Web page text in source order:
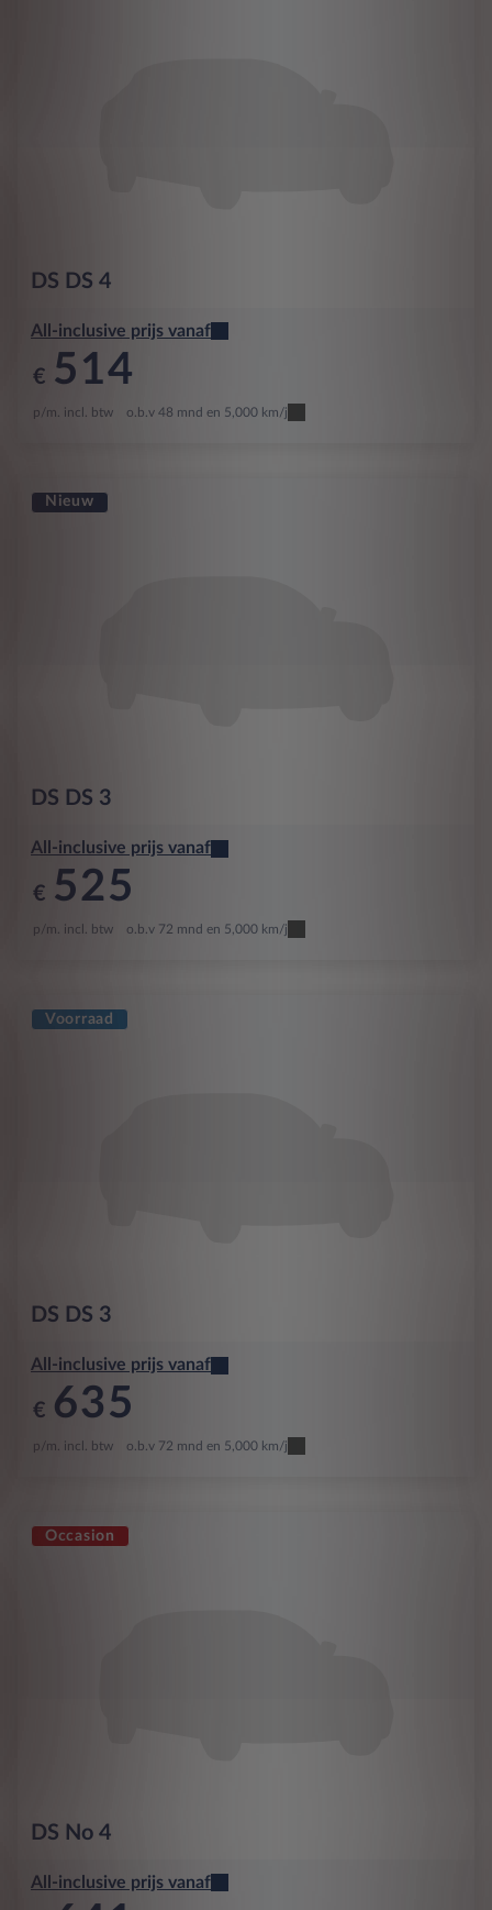
DS DS 4
All-inclusive prijs vanaf
€ 514
p/m. incl. btw o.b.v 48 mnd en 5,000 km/j
Nieuw
DS DS 3
All-inclusive prijs vanaf
€ 525
p/m. incl. btw o.b.v 72 mnd en 5,000 km/j
Voorraad
DS DS 3
All-inclusive prijs vanaf
€ 635
p/m. incl. btw o.b.v 72 mnd en 5,000 km/j
Occasion
DS No 4
All-inclusive prijs vanaf